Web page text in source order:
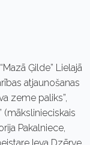
Ģilde” Lielajā
atjaunošanas
zeme paliks”,
(mākslinieciskais
Pakalniece,
Ieva Dzērve